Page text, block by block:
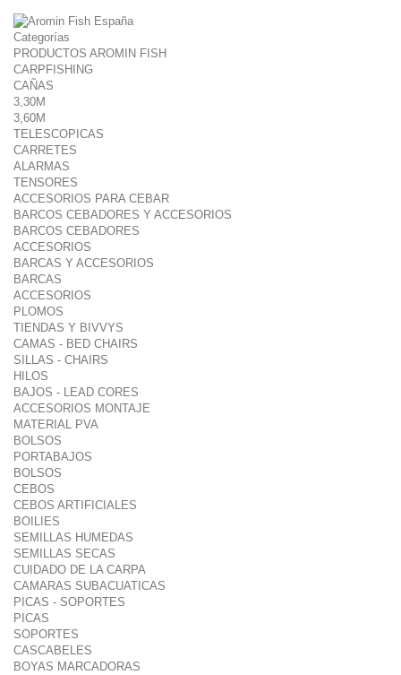
Categorías
PRODUCTOS AROMIN FISH
CARPFISHING
CAÑAS
3,30M
3,60M
TELESCOPICAS
CARRETES
ALARMAS
TENSORES
ACCESORIOS PARA CEBAR
BARCOS CEBADORES Y ACCESORIOS
BARCOS CEBADORES
ACCESORIOS
BARCAS Y ACCESORIOS
BARCAS
ACCESORIOS
PLOMOS
TIENDAS Y BIVVYS
CAMAS - BED CHAIRS
SILLAS - CHAIRS
HILOS
BAJOS - LEAD CORES
ACCESORIOS MONTAJE
MATERIAL PVA
BOLSOS
PORTABAJOS
BOLSOS
CEBOS
CEBOS ARTIFICIALES
BOILIES
SEMILLAS HUMEDAS
SEMILLAS SECAS
CUIDADO DE LA CARPA
CAMARAS SUBACUATICAS
PICAS - SOPORTES
PICAS
SOPORTES
CASCABELES
BOYAS MARCADORAS